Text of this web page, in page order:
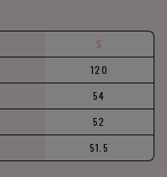
S
120
54
52
51.5